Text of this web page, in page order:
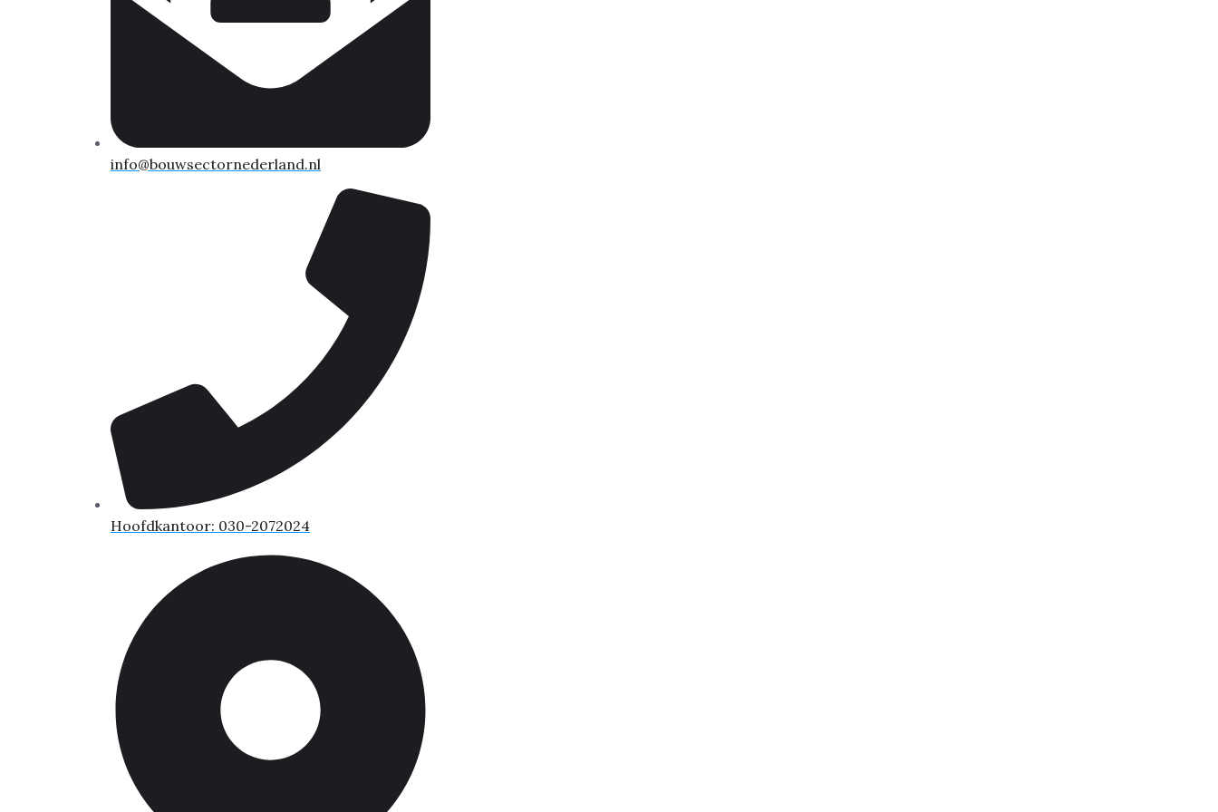
info@bouwsectornederland.nl
Hoofdkantoor: 030-2072024